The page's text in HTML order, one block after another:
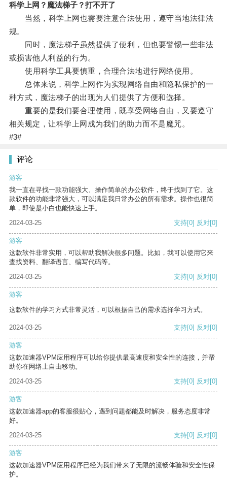
科学上网？魔法梯子？打不开了
当然，科学上网也需要注意合法使用，遵守当地法律法
规。
同时，魔法梯子虽然提供了便利，但也要警惕一些非法
或损害他人利益的行为。
使用科学工具要慎重，合理合法地进行网络使用。
总体来说，科学上网作为实现网络自由和隐私保护的一
种方式，魔法梯子的出现为人们提供了方便和选择。
重要的是我们要合理使用，既享受网络自由，又要遵守
相关规定，让科学上网成为我们的助力而不是魔咒。
#3#
评论
游客
我一直在寻找一款功能强大、操作简单的办公软件，终于找到了它。这
款软件的功能非常强大，可以满足我日常办公的所有需求。操作也很简
单，即使是小白也能快速上手。
2024-03-25
支持[0] 反对[0]
游客
这款软件非常实用，可以帮助我解决很多问题。比如，我可以使用它来
查找资料、翻译语言、编写代码等。
2024-03-25
支持[0] 反对[0]
游客
这款软件的学习方式非常灵活，可以根据自己的需求选择学习方式。
2024-03-25 支持[0] 反对[0]
游客
这款加速器VPM应用程序可以给你提供最高速度和安全性的连接，并帮
助你在网络上自由移动。
2024-03-25
支持[0] 反对[0]
游客
这款加速器app的客服很贴心，遇到问题都能及时解决，服务态度非常
好。
2024-03-25
支持[0] 反对[0]
游客
这款加速器VPM应用程序已经为我们带来了无限的流畅体验和安全性保
护。